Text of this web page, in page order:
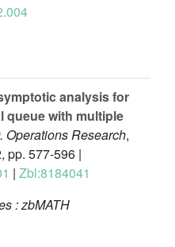
analysis for
queue with multiple
Operations Research,
pp. 577-596 |
| Zbl:8184041
:zbMATH